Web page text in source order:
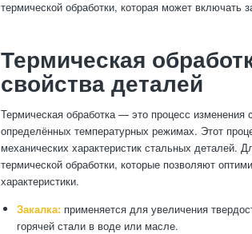
термической обработки, которая может включать
Термическая
свойства деталей
Термическая обработка — это процесс
определённых температурных режимах. Этот
механических характеристик стальных деталей.
термической обработки, которые позволяют
характеристики.
Закалка: применяется для увеличения
горячей стали в воде или масле.